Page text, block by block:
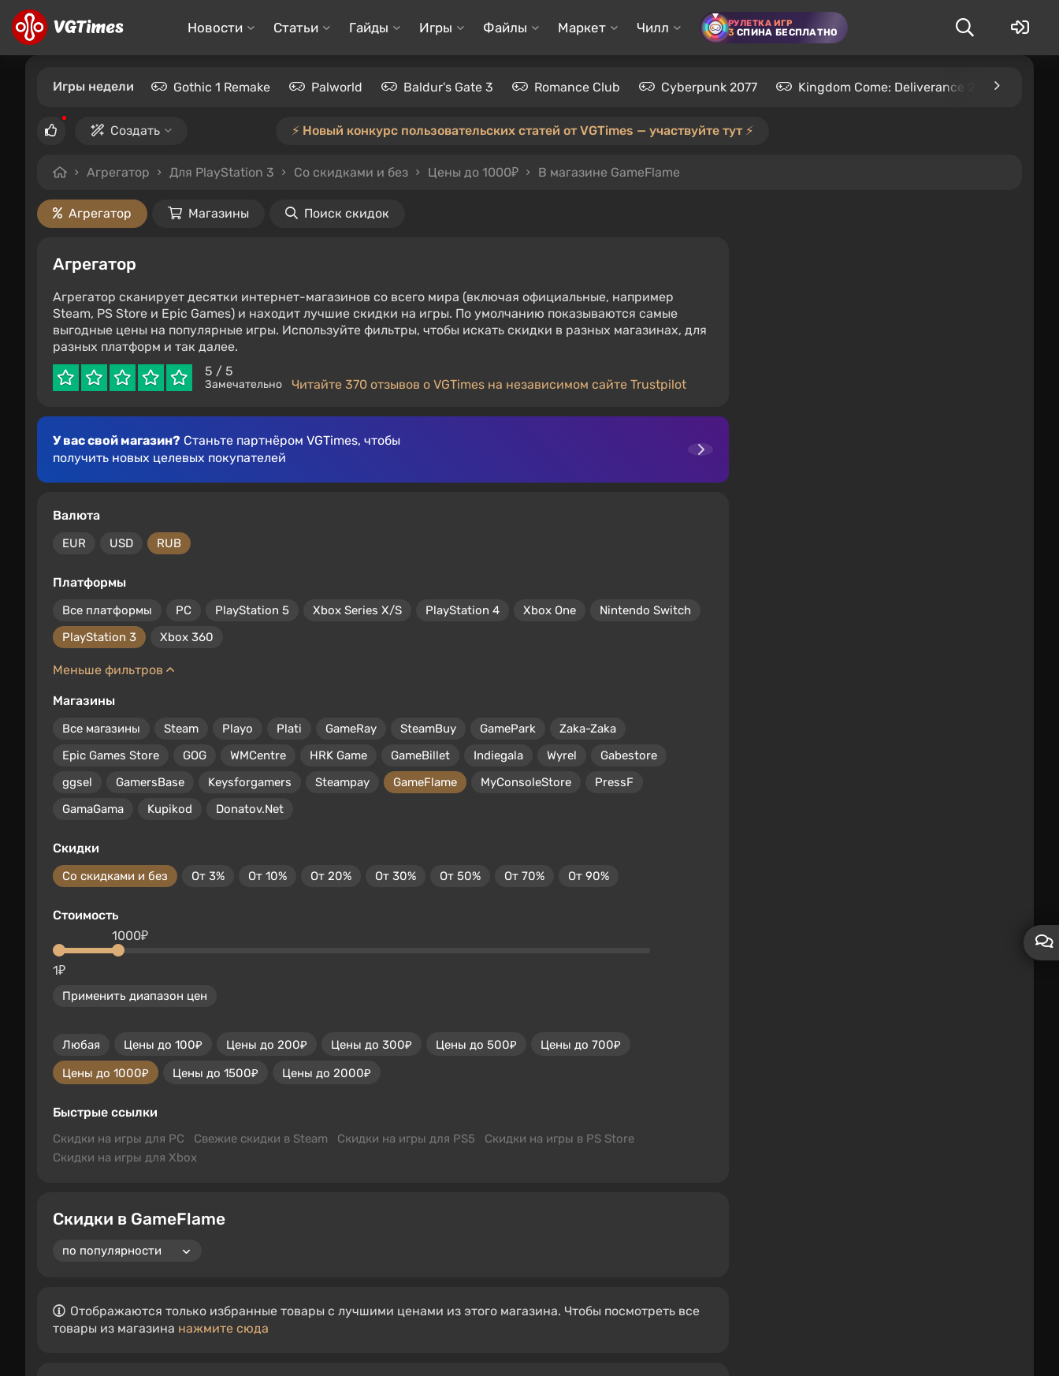
Новости Статьи Гайды Игры Файлы Маркет Чилл РУЛЕТКА ИГР
3 СПИНА БЕСПЛАТНО
Игры недели Gothic 1 Remake Palworld Baldur's Gate 3 Romance Club Cyberpunk 2077 Kingdom Come: Deliverance 2
Создать ⚡️ Новый конкурс пользовательских статей от VGTimes — участвуйте тут ⚡️
Агрегатор Для PlayStation 3 Со скидками и без Цены до 1000₽ В магазине GameFlame
Агрегатор Магазины Поиск скидок
Агрегатор
Агрегатор сканирует десятки интернет-магазинов со всего мира (включая официальные, например
Steam, PS Store и Epic Games) и находит лучшие скидки на игры. По умолчанию показываются самые
выгодные цены на популярные игры. Используйте фильтры, чтобы искать скидки в разных магазинах, для
разных платформ и так далее.
5 / 5
Замечательно Читайте 370 отзывов о VGTimes на независимом сайте Trustpilot
У вас свой магазин? Станьте партнёром VGTimes, чтобы
получить новых целевых покупателей
Валюта
EUR USD RUB
Платформы
Все платформы PC PlayStation 5 Xbox Series X/S PlayStation 4 Xbox One
Nintendo Switch
PlayStation 3
Xbox 360
Меньше фильтров
Магазины
Все магазины Steam Playo Plati GameRay SteamBuy GamePark
Zaka-Zaka
Epic Games Store
GOG WMCentre HRK Game GameBillet Indiegala Wyrel
Gabestore
ggsel
GamersBase Keysforgamers Steampay GameFlame MyConsoleStore
PressF
GamaGama
Kupikod Donatov.Net
Скидки
Со скидками и без От 3% От 10% От 20% От 30% От 50% От 70% От 90%
Стоимость
1₽
1000₽
Применить диапазон цен
Любая Цены до 100₽ Цены до 200₽ Цены до 300₽ Цены до 500₽
Цены до 700₽
Цены до 1000₽
Цены до 1500₽ Цены до 2000₽
Быстрые ссылки
Скидки на игры для PC Свежие скидки в Steam Скидки на игры для PS5
Скидки на игры в PS Store
Скидки на игры для Xbox
Скидки в GameFlame
Отображаются только избранные товары с лучшими ценами из этого магазина. Чтобы посмотреть все
товары из магазина нажмите сюда